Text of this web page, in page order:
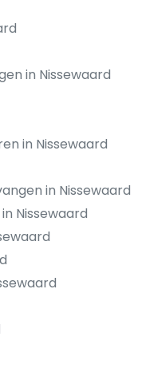
in Nissewaard
in Nissewaard
in Nissewaard
Nissewaard